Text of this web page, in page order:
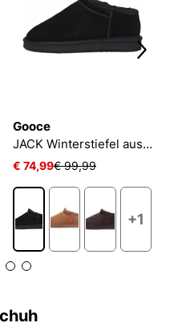
Gooce
JACK Winterstiefel aus Wildleder
€ 74,99€ 99,99
+1